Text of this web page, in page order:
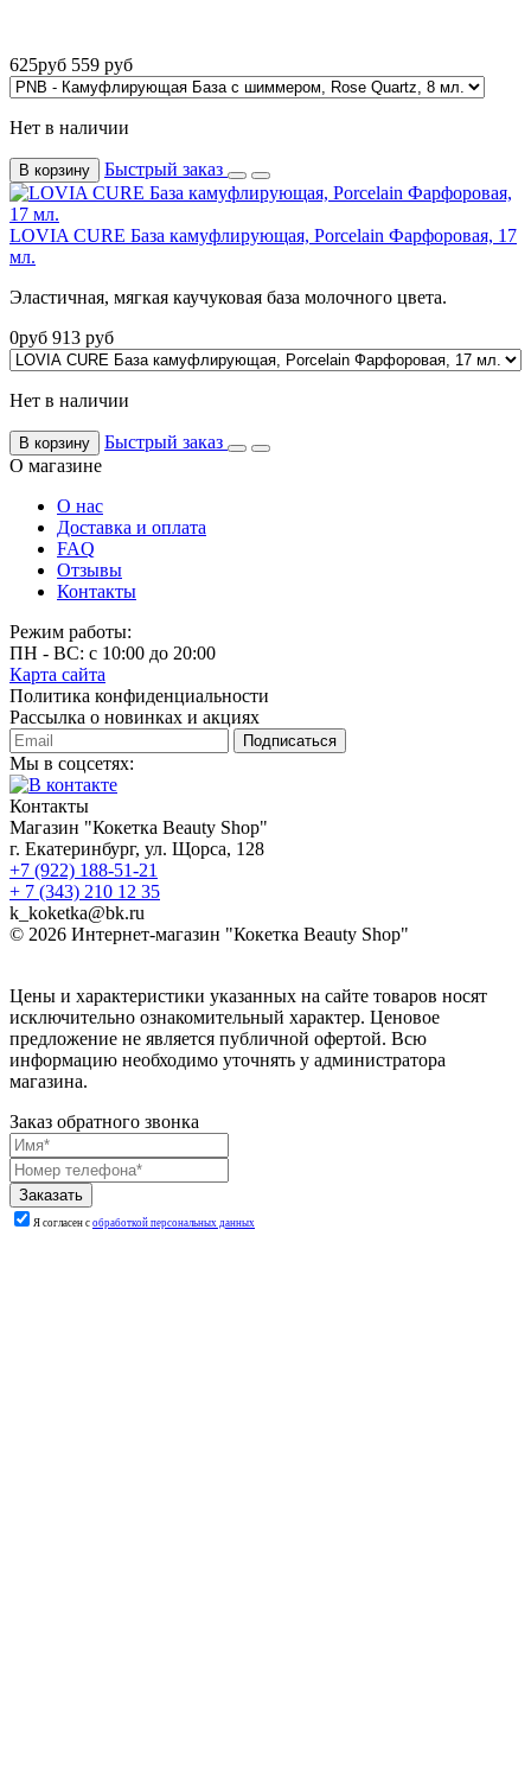
625руб 559 руб
Нет в наличии
В корзину Быстрый заказ
LOVIA CURE База камуфлирующая, Porcelain Фарфоровая, 17
мл.
Эластичная, мягкая каучуковая база молочного цвета.
0руб 913 руб
Нет в наличии
В корзину
Быстрый заказ
О магазине
О нас
Доставка и оплата
FAQ
Отзывы
Контакты
Режим работы:
ПН - ВС: с 10:00 до 20:00
Карта сайта
Политика конфиденциальности
Рассылка о новинках и акциях
Подписаться
Мы в соцсетях:
Контакты
Магазин "Кокетка Beauty Shop"
г. Екатеринбург, ул. Щорса, 128
+7 (922) 188-51-21
+ 7 (343) 210 12 35
k_koketka@bk.ru
© 2026 Интернет-магазин "Кокетка Beauty Shop"
Цены и характеристики указанных на сайте товаров носят
исключительно ознакомительный характер. Ценовое
предложение не является публичной офертой. Всю
информацию необходимо уточнять у администратора
магазина.
Заказ обратного звонка
Я согласен с обработкой персональных данных